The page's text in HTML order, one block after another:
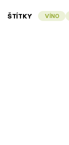
ŠTÍTKY VÍNO